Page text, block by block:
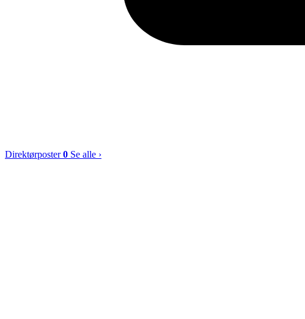
Direktørposter0 Se alle ›